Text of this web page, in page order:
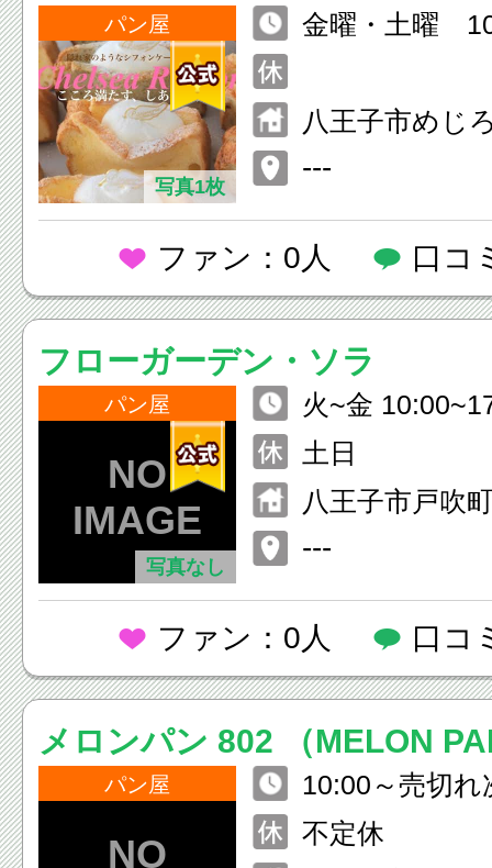
パン屋
写真1枚
金曜・土曜
八王子市めじ
---
ファン：0人 口コ
フローガーデン・ソラ
パン屋
写真なし
火~金
土日
八王子市戸吹
---
ファン：0人 口コ
メロンパン 802 （MELON
パン屋
10:00～売切れ
頃）
不定休